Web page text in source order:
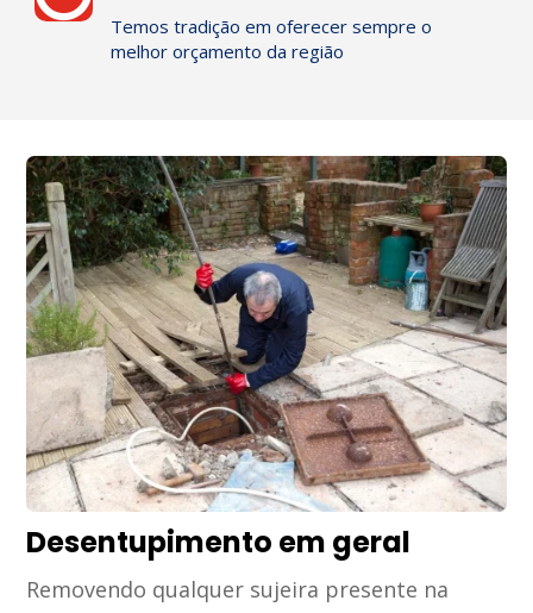
Temos tradição em oferecer sempre o
melhor orçamento da região
Desentupimento em geral
Removendo qualquer sujeira presente na